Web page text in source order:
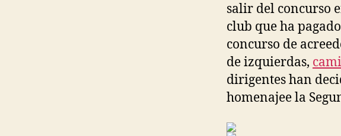
salir del concurso
club que ha
concurso de
de izquierdas,
dirigentes han
homenajee la